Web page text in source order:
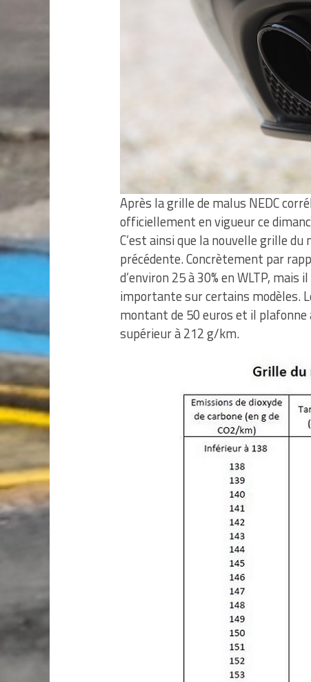
Après la grille de malus NEDC
officiellement en vigueur ce
C’est ainsi que la nouvelle grille
précédente. Concrètement par
d’environ 25 à 30% en WLTP,
importante sur certains modèles.
montant de 50 euros et il
supérieur à 212 g/km.